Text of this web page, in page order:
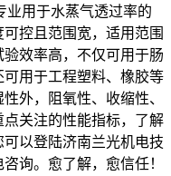
业用于水蒸气透过率的
控且范围宽，适用范围
效率高，不仅可用于肠
用于工程塑料、橡胶等
外，阻氧性、收缩性、
关注的性能指标，了解
以登陆济南兰光机电技
询。愈了解，愈信任！